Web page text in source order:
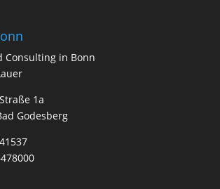
Con­sul­ting in Bonn
1a
Godesberg